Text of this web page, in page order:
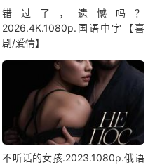
错过了，遗憾吗？
2026.4K.1080p.国语中字【喜
剧/爱情】
不听话的女孩.2023.1080p.俄语